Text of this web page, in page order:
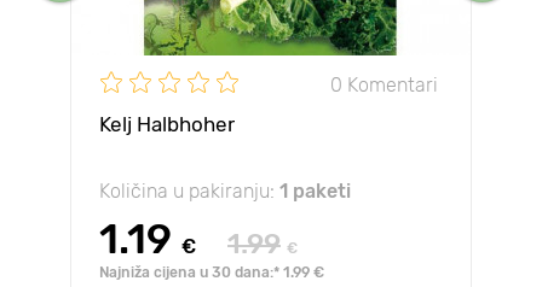
0 Komentari
Kelj Halbhoher
Količina u pakiranju: 1 paketi
1.19 € 1.99 €
Najniža cijena u 30 dana:* 1.99 €